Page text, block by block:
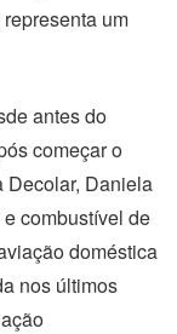
um
antes do
começar o
Decolar, Daniela
combustível de
doméstica
nos últimos